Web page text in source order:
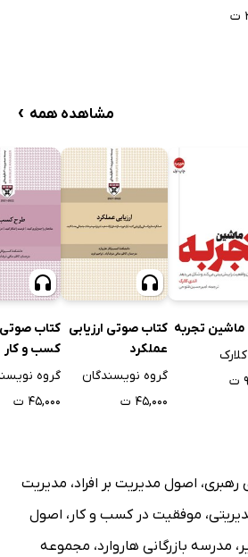
مشاهده همه ›
تجربه کتاب صوتی ارزیابی
عملکرد
گروه نویسندگان
۴۵,۰۰۰ ت
کتاب
کسب و کار
گروه
۴۵,۰۰۰ ت
رهبری، اصول مدیریت بر افراد، مدیریت
، موفقیت در کسب و کار ، اصول
، مدرسه بازرگانی هاروارد، مجموعه